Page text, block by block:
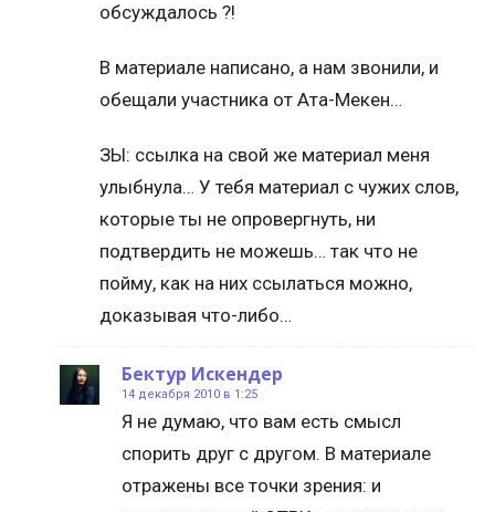
обсуждалось ?!
В материале написано, а нам звонили, и
обещали участника от Ата-Мекен…
ЗЫ: ссылка на свой же материал меня
улыбнула… У тебя материал с чужих слов,
которые ты не опровергнуть, ни
подтвердить не можешь… так что не
пойму, как на них ссылаться можно,
доказывая что-либо…
Бектур Искендер
14 декабря 2010 в 1:25
Я не думаю, что вам есть смысл
спорить друг с другом. В материале
отражены все точки зрения: и